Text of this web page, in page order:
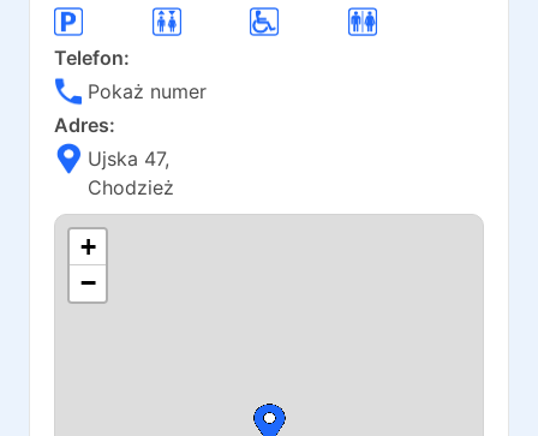
Telefon:
Pokaż numer
Adres:
Ujska 47,
Chodzież
+
−